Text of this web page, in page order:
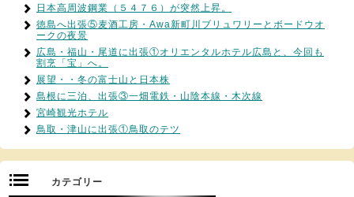
日本高周波鋼業（５４７６）が突然上昇。
徳島へ出張⑤麦酒工房・Awa新町川ブリュワリーとボードウオ
ークの夜景
広島・福山・尾道に出張①オリエンタルホテル広島と、今回も
割烹「宝」へ。
展望・・冬の富士山と日本株
島根に三泊、出張③一畑電鉄・山陰本線・木次線
宮崎観光ホテル
鳥取・津山に出張①鳥取のテツ
カテゴリー